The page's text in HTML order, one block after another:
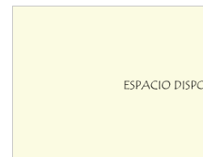
ENTRERRIANO - F6
Hugo "Gato" Molini (Tierra)